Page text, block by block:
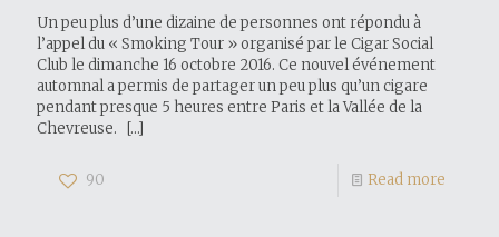
Un peu plus d’une dizaine de personnes ont répondu à
l’appel du « Smoking Tour » organisé par le Cigar Social
Club le dimanche 16 octobre 2016. Ce nouvel événement
automnal a permis de partager un peu plus qu’un cigare
pendant presque 5 heures entre Paris et la Vallée de la
Chevreuse.
[…]
90 Read more